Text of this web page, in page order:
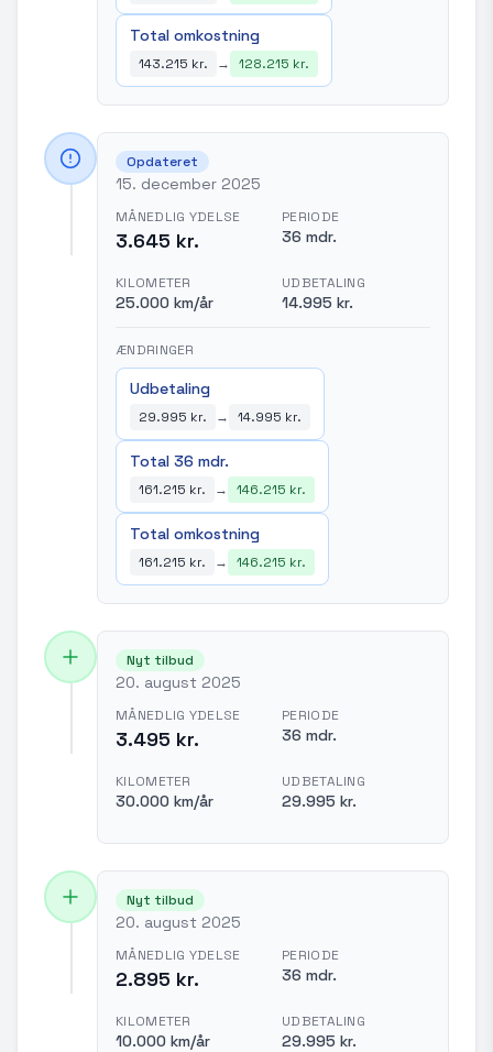
Total omkostning
143.215 kr. → 128.215 kr.
Opdateret
15. december 2025
MÅNEDLIG YDELSE
3.645 kr.
PERIODE
36 mdr.
KILOMETER
25.000 km/år
UDBETALING
14.995 kr.
ÆNDRINGER
Udbetaling
29.995 kr. → 14.995 kr.
Total 36 mdr.
161.215 kr. → 146.215 kr.
Total omkostning
161.215 kr. → 146.215 kr.
Nyt tilbud
20. august 2025
MÅNEDLIG YDELSE
3.495 kr.
PERIODE
36 mdr.
KILOMETER
30.000 km/år
UDBETALING
29.995 kr.
Nyt tilbud
20. august 2025
MÅNEDLIG YDELSE
2.895 kr.
PERIODE
36 mdr.
KILOMETER
10.000 km/år
UDBETALING
29.995 kr.